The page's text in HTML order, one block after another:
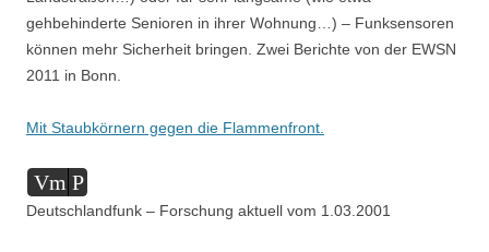
gehbehinderte Senioren in ihrer Wohnung…) – Funksensoren
können mehr Sicherheit bringen. Zwei Berichte von der EWSN
2011 in Bonn.
Mit Staubkörnern gegen die Flammenfront.
Audio-
Player
Vm P
Deutschlandfunk – Forschung aktuell vom 1.03.2001